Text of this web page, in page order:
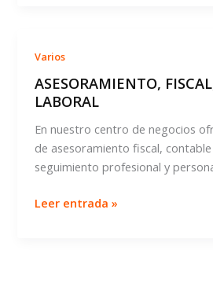
para
crear
una
Varios
ASESORAMIENTO,
LABORAL
En nuestro centro de negocios
de asesoramiento fiscal,
seguimiento profesional y
ASESORAMIENTO,
Leer entrada »